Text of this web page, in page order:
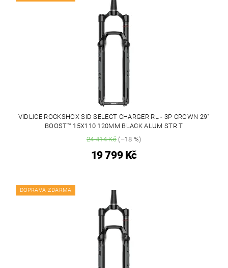
VIDLICE ROCKSHOX SID SELECT CHARGER RL - 3P CROWN 29"
BOOST™ 15X110 120MM BLACK ALUM STR T
24 414 Kč(–18 %)
19 799 Kč
DOPRAVA ZDARMA